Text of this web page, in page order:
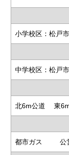
小学校区：松戸
中学校区：松戸
北6m公道 東
都市ガス 公営